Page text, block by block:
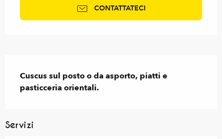
CONTATTATECI
Cuscus sul posto o da asporto, piatti e
pasticceria orientali.
Servizi